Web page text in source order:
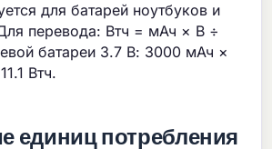
для батарей ноутбуков и
перевода: Втч = мАч × В ÷
батареи 3.7 В: 3000 мАч ×
Втч.
единиц потребления